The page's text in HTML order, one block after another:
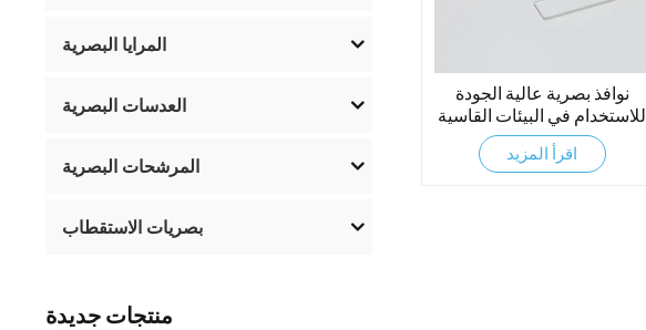
المرايا البصرية
العدسات البصرية
المرشحات البصرية
بصريات الاستقطاب
منتجات جديدة
نوافذ بصرية عالية الجودة
للاستخدام في البيئات القاسية
اقرأ المزيد